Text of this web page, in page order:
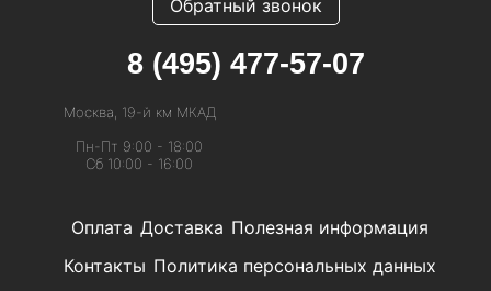
Оплата Доставка Полезная информация
Контакты Политика персональных данных
Обратный звонок
8 (495) 477-57-07
Москва, 19-й км МКАД
Пн-Пт 9:00 - 18:00
Сб 10:00 - 16:00